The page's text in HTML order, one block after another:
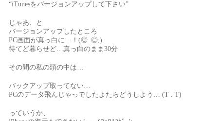
“iTunesをバージョンアップして下さい”
じゃあ、と
バージョンアップしたところ
PC画面が真っ白に…！(◎_◎;)
待てど暮らせど…真っ白のまま30分
その間の私の頭の中は…
バックアップ取ってない…
PCのデータ飛んじゃっでしたよたらどうしよう… (T . T)
っていうか、